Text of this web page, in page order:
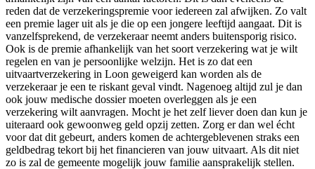
reden dat de verzekeringspremie voor iedereen zal afwijken. Zo valt
een premie lager uit als je die op een jongere leeftijd aangaat. Dit is
vanzelfsprekend, de verzekeraar neemt anders buitensporig risico.
Ook is de premie afhankelijk van het soort verzekering wat je wilt
regelen en van je persoonlijke welzijn. Het is zo dat een
uitvaartverzekering in Loon geweigerd kan worden als de
verzekeraar je een te riskant geval vindt. Nagenoeg altijd zul je dan
ook jouw medische dossier moeten overleggen als je een
verzekering wilt aanvragen. Mocht je het zelf liever doen dan kun je
uiteraard ook gewoonweg geld opzij zetten. Zorg er dan wel écht
voor dat dit gebeurt, anders komen de achtergeblevenen straks een
geldbedrag tekort bij het financieren van jouw uitvaart. Als dit niet
zo is zal de gemeente mogelijk jouw familie aansprakelijk stellen.